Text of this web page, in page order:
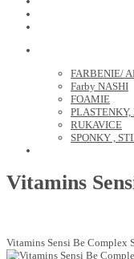
FARBENIE/
Farby NASHI
FOAMIE
PLASTENKY,
RUKAVICE
SPONKY ,
Vitamins
Vitamins Sensi Be Complex